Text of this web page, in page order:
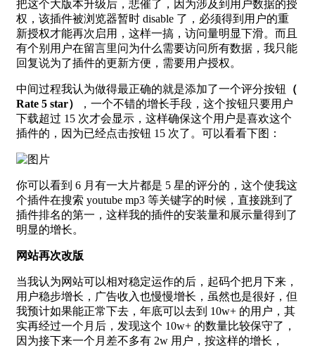
把这个大版本升级后，悲催了，因为涉及到用户数据的授
权，该插件被浏览器暂时 disable 了，必须得到用户的重
新授权才能再次启用，这样一搞，访问量明显下滑。而且
有个别用户在留言里问为什么需要访问所有数据，我只能
回复说为了插件的更新方便，需要用户授权。
中间过程我认为做得最正确的就是添加了一个评分按钮
（
Rate 5 star）
，一个不错的增长手段，这个按钮只要用户
下载超过 15 次才会显示，这样确保这个用户是喜欢这个
插件的，因为已经点击按钮 15 次了。可以看看下图：
你可以看到 6 月有一大片都是 5 星的评分的，这个使我这
个插件在搜索 youtube mp3 等关键字的时候，直接跳到了
插件排名的第一，这样我的插件的安装量和展示量得到了
明显的增长。
网站再次改版
当我认为网站可以相对稳定运作的后，起码个把月下来，
用户稳步增长，广告收入也慢慢增长，虽然也是很好，但
我预计如果能正常下去，年底可以去到 10w+ 的用户，其
实再经过一个月后，发现这个 10w+ 的数量比较保守了，
因为接下来一个月差不多有 2w 用户，按这样的增长，